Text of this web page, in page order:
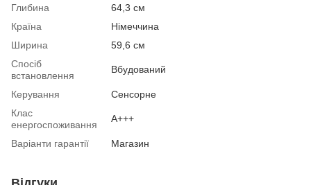
Глибина
64,3 см
Країна
Німеччина
Ширина
59,6 см
Спосіб
встановлення
Вбудований
Керування
Сенсорне
Клас
енергоспоживання
A+++
Варіанти гарантії Магазин